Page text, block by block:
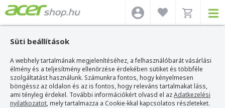
Süti beállítások
A webhely tartalmának megjelenítéséhez, a felhasználóbarát vásárlási
élmény és a teljesítmény ellenőrzése érdekében sütiket és többféle
szolgáltatást használunk. Számunkra fontos, hogy kényelmesen
böngéssz az oldalon és az is fontos, hogy releváns tartalmakat láss,
ami tényleg érdekel. További információkért olvasd el azAdatkezelési
nyilatkozatot, mely tartalmazza a Cookie-kkal kapcsolatos részleteket.
Acer webshop>Acer laptop>Aspire Go>Acer Aspire Go 15 -AG15-42P-R1ME
Acer Aspire Go 15 -AG15-42P-R1ME
Azonosító: NX.J7XEU.003